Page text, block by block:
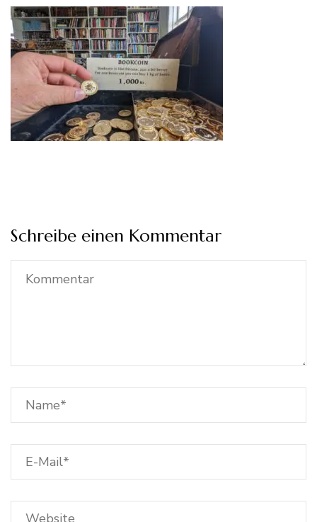
Schreibe einen Kommentar